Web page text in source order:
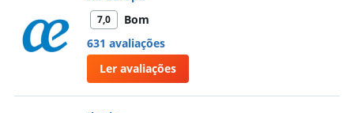
7,0
Bom
631 avaliações
Ler avaliações